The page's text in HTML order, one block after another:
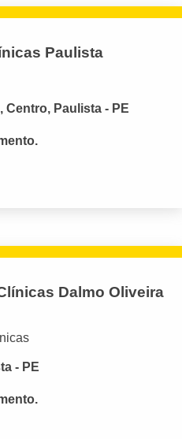
Paulista
Centro, Paulista - PE
Dalmo Oliveira
- PE